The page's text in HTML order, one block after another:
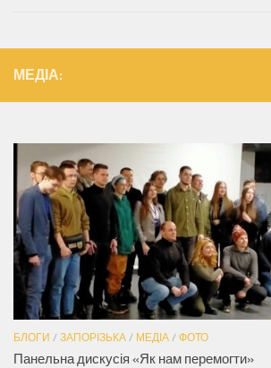
МЕДІА:
БЛОГИ / ЗАПОРІЗЬКА / МЕДІА / ФОТО
Панельна дискусія «Як нам перемогти»